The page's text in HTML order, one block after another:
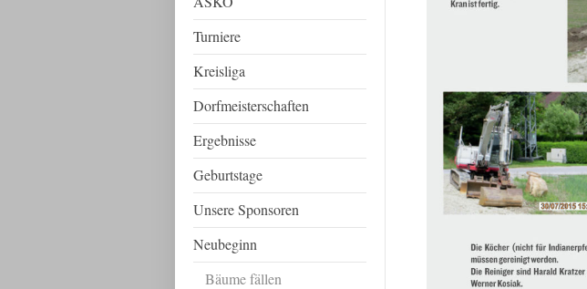
Turniere
Kreisliga
Dorfmeisterschaften
Ergebnisse
Geburtstage
Unsere Sponsoren
Neubeginn
Bäume fällen